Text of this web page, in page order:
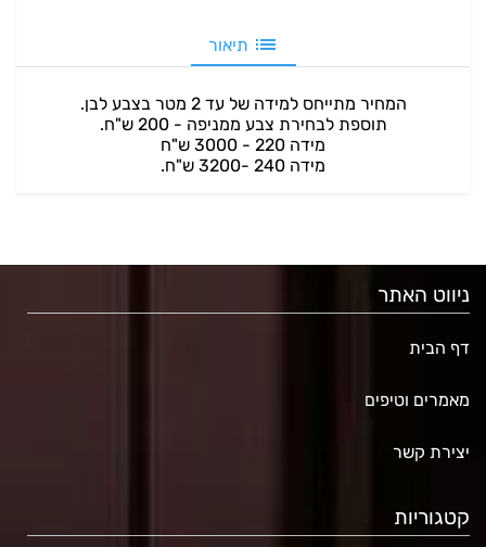
תיאור
המחיר מתייחס למידה של עד 2 מטר בצבע לבן.
תוספת לבחירת צבע ממניפה - 200 ש"ח.
מידה 220 - 3000 ש"ח
מידה 240 -3200 ש"ח.
ניווט האתר
דף הבית
מאמרים וטיפים
יצירת קשר
קטגוריות